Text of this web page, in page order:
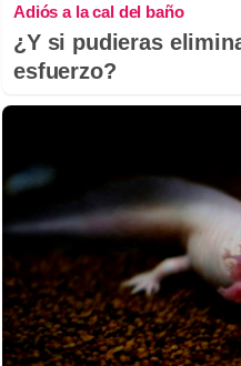
Adiós a la cal del baño
¿Y si pudieras
esfuerzo?